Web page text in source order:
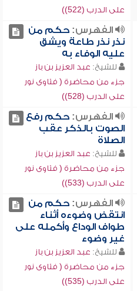
على الدرب (522))
الفهرس:حكم من
نذر نذر طاعة ويشق
عليه الوفاء به
للشيخ: عبد العزيز بن باز
جزء من محاضرة ( فتاوى نور
على الدرب (528))
الفهرس:حكم رفع
الصوت بالذكر عقب
الصلاة
للشيخ: عبد العزيز بن باز
جزء من محاضرة ( فتاوى نور
على الدرب (533))
الفهرس:حكم من
انتقض وضوءه أثناء
طواف الوداع وأكمله على
غير وضوء
للشيخ: عبد العزيز بن باز
جزء من محاضرة ( فتاوى نور
على الدرب (535))